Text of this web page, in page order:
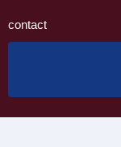
contact